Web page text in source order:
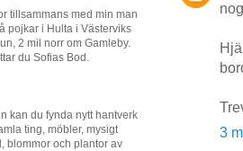
3
tillsammans med min man
pojkar i Hulta i Västerviks
2 mil norr om Gamleby.
du Sofias Bod.
kan du fynda nytt hantverk
ting, möbler, mysigt
blommor och plantor av